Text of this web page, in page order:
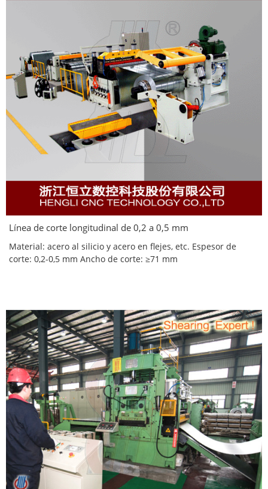
Línea de corte longitudinal de 0,2 a 0,5 mm
Material: acero al silicio y acero en flejes, etc. Espesor de
corte: 0,2-0,5 mm Ancho de corte: ≥71 mm